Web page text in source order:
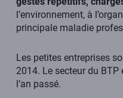
l’environnement, à
principale maladie
Les petites entreprises
2014. Le secteur du
l’an passé.